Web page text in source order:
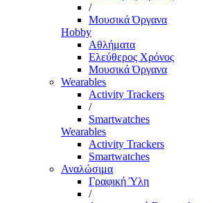
/
Μουσικά Όργανα
Hobby
Αθλήματα
Ελεύθερος Χρόνος
Μουσικά Όργανα
Wearables
Activity Trackers
/
Smartwatches
Wearables
Activity Trackers
Smartwatches
Αναλώσιμα
Γραφική Ύλη
/